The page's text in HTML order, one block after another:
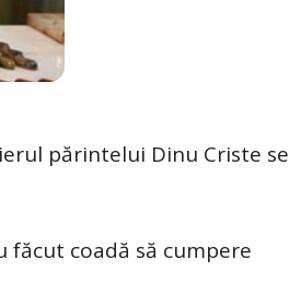
părintelui Dinu Criste se
făcut coadă să cumpere